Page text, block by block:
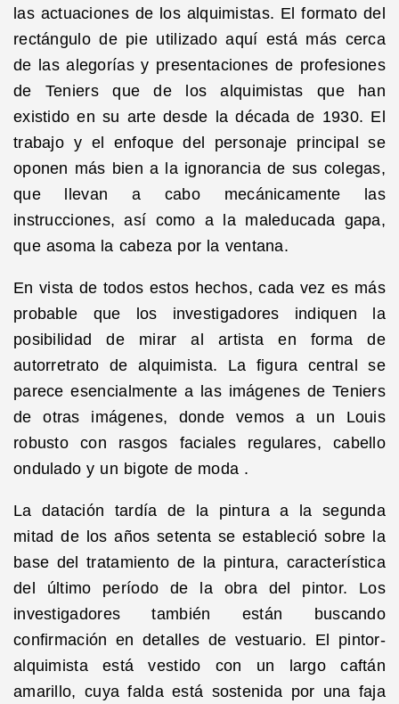
las actuaciones de los alquimistas. El formato del
rectángulo de pie utilizado aquí está más cerca
de las alegorías y presentaciones de profesiones
de Teniers que de los alquimistas que han
existido en su arte desde la década de 1930. El
trabajo y el enfoque del personaje principal se
oponen más bien a la ignorancia de sus colegas,
que llevan a cabo mecánicamente las
instrucciones, así como a la maleducada gapa,
que asoma la cabeza por la ventana.
En vista de todos estos hechos, cada vez es más
probable que los investigadores indiquen la
posibilidad de mirar al artista en forma de
autorretrato de alquimista. La figura central se
parece esencialmente a las imágenes de Teniers
de otras imágenes, donde vemos a un Louis
robusto con rasgos faciales regulares, cabello
ondulado y un bigote de moda .
La datación tardía de la pintura a la segunda
mitad de los años setenta se estableció sobre la
base del tratamiento de la pintura, característica
del último período de la obra del pintor. Los
investigadores también están buscando
confirmación en detalles de vestuario. El pintor-
alquimista está vestido con un largo caftán
amarillo, cuya falda está sostenida por una faja